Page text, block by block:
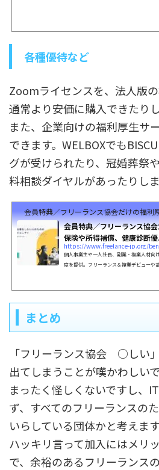
各種優待など
Zoomライセンスを、法人版
通常より安価に購入できたりし
また、企業向けの福利厚生サ
できます。WELBOXでも
グが受けられたり、冠婚葬祭
料相談ダイヤルがあったりしま
会員特典／フリーランス協会だけの福
会員特典／フリーランス協
保険や所得補償、健康診断
https://www.freelance-jp.org/
個人事業主や一人社長、副業・複業人材向
度を提供。フリーランス＆複業デビューや
まとめ
「フリーランス協会 ○しい
出てしまうことが嘆かわしいで
まったく怪しくないですし、
ず、すべてのフリーランスの
いらしている団体かと考えます
ハッキリ言って加入にはメリ
で、余裕のあるフリーランス